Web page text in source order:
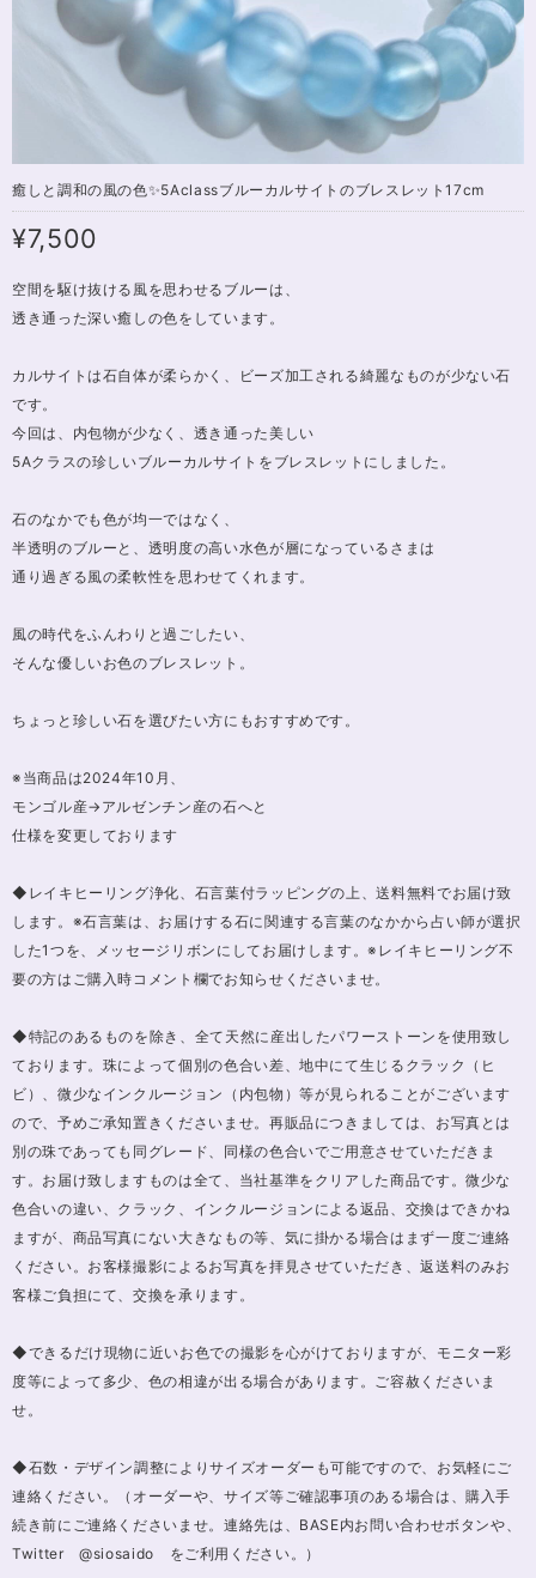
癒しと調和の風の色✨5Aclassブルーカルサイトのブレスレット17cm
¥7,500
空間を駆け抜ける風を思わせるブルーは、
透き通った深い癒しの色をしています。
カルサイトは石自体が柔らかく、ビーズ加工される綺麗なものが少ない石
です。
今回は、内包物が少なく、透き通った美しい
5Aクラスの珍しいブルーカルサイトをブレスレットにしました。
石のなかでも色が均一ではなく、
半透明のブルーと、透明度の高い水色が層になっているさまは
通り過ぎる風の柔軟性を思わせてくれます。
風の時代をふんわりと過ごしたい、
そんな優しいお色のブレスレット。
ちょっと珍しい石を選びたい方にもおすすめです。
※当商品は2024年10月、
モンゴル産→アルゼンチン産の石へと
仕様を変更しております
◆レイキヒーリング浄化、石言葉付ラッピングの上、送料無料でお届け致
します。※石言葉は、お届けする石に関連する言葉のなかから占い師が選択
した1つを、メッセージリボンにしてお届けします。※レイキヒーリング不
要の方はご購入時コメント欄でお知らせくださいませ。
◆特記のあるものを除き、全て天然に産出したパワーストーンを使用致し
ております。珠によって個別の色合い差、地中にて生じるクラック（ヒ
ビ）、微少なインクルージョン（内包物）等が見られることがございます
ので、予めご承知置きくださいませ。再販品につきましては、お写真とは
別の珠であっても同グレード、同様の色合いでご用意させていただきま
す。お届け致しますものは全て、当社基準をクリアした商品です。微少な
色合いの違い、クラック、インクルージョンによる返品、交換はできかね
ますが、商品写真にない大きなもの等、気に掛かる場合はまず一度ご連絡
ください。お客様撮影によるお写真を拝見させていただき、返送料のみお
客様ご負担にて、交換を承ります。
◆できるだけ現物に近いお色での撮影を心がけておりますが、モニター彩
度等によって多少、色の相違が出る場合があります。ご容赦くださいま
せ。
◆石数・デザイン調整によりサイズオーダーも可能ですので、お気軽にご
連絡ください。（オーダーや、サイズ等ご確認事項のある場合は、購入手
続き前にご連絡くださいませ。連絡先は、BASE内お問い合わせボタンや、
Twitter @siosaido をご利用ください。）